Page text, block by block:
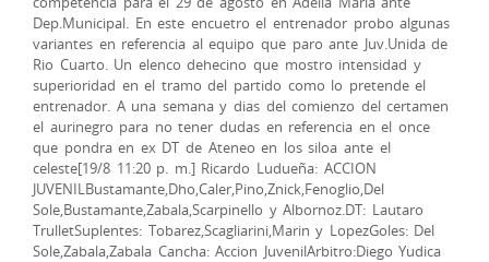
Dep.Municipal. En este encuetro el entrenador probo algunas
variantes en referencia al equipo que paro ante Juv.Unida de
Rio Cuarto. Un elenco dehecino que mostro intensidad y
superioridad en el tramo del partido como lo pretende el
entrenador. A una semana y dias del comienzo del certamen
el aurinegro para no tener dudas en referencia en el once
que pondra en ex DT de Ateneo en los siloa ante el
celeste[19/8 11:20 p. m.] Ricardo Ludueña: ACCION
JUVENILBustamante,Dho,Caler,Pino,Znick,Fenoglio,Del
Sole,Bustamante,Zabala,Scarpinello y Albornoz.DT: Lautaro
TrulletSuplentes: Tobarez,Scagliarini,Marin y LopezGoles: Del
Sole,Zabala,Zabala Cancha: Accion JuvenilArbitro:Diego Yudica